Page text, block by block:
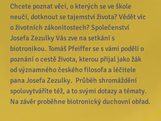
Chcete poznat věci, o kterých se ve škole
neučí, dotknout se tajemství života? Vědět víc
o životních zákonitostech? Společenství
Josefa Zezulky Vás zve na setkání s
biotronikou. Tomáš Pfeiffer se s vámi podělí o
poznání o cestě života, kterou přijal jako žák
od významného českého filosofa a léčitele
pana Josefa Zezulky.  Průběh shromáždění
spoluvytváříte též, a to svými dotazy a tématy.
Na závěr proběhne biotronický duchovní obřad.